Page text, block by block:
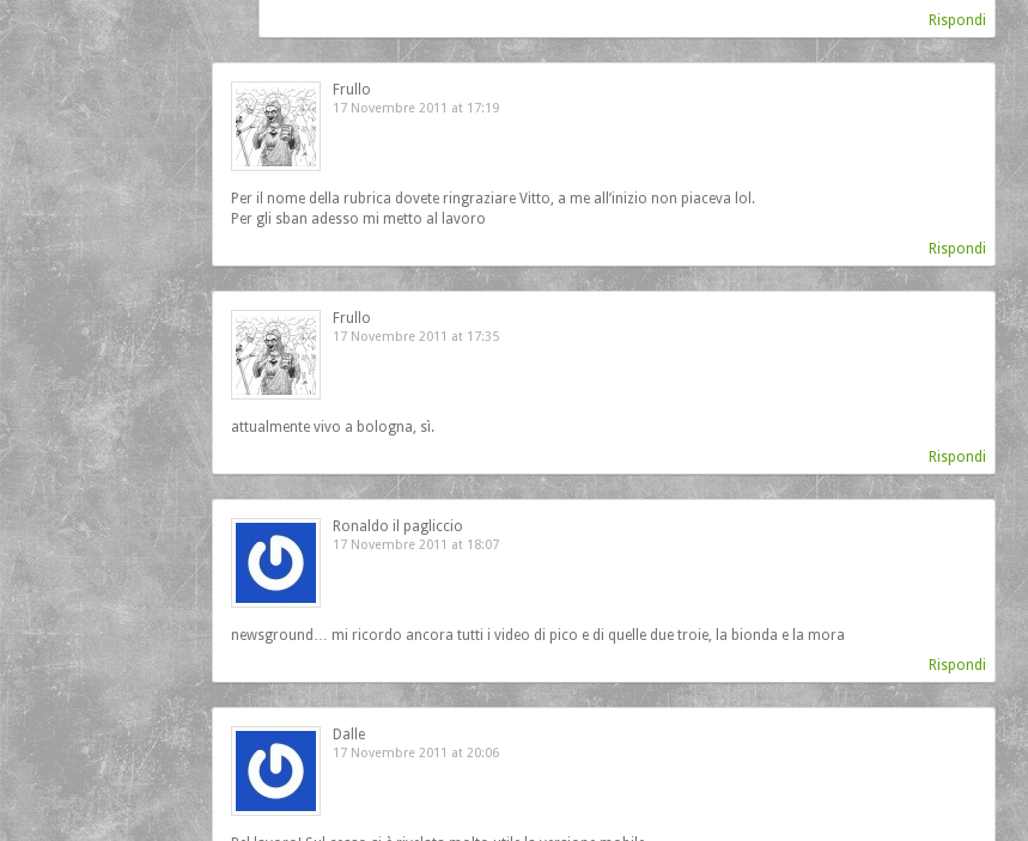
Rispondi
Frullo
17 Novembre 2011 at 17:19
Per il nome della rubrica dovete ringraziare Vitto, a me all’inizio non piaceva lol.
Per gli sban adesso mi metto al lavoro
Rispondi
Frullo
17 Novembre 2011 at 17:35
attualmente vivo a bologna, sì.
Rispondi
Ronaldo il pagliccio
17 Novembre 2011 at 18:07
newsground… mi ricordo ancora tutti i video di pico e di quelle due troie, la bionda e la mora
Rispondi
Dalle
17 Novembre 2011 at 20:06